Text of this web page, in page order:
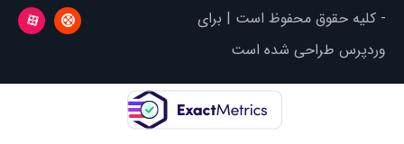
- کلیه حقوق محفوظ است | برای
وردپرس طراحی شده است